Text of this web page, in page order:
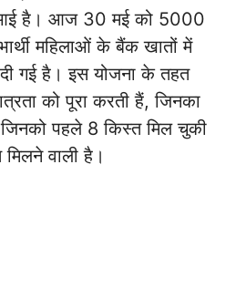
है। आज 30 मई को 5000
महिलाओं के बैंक खातों में
गई है। इस योजना के तहत
को पूरा करती हैं, जिनका
पहले 8 किस्त मिल चुकी
वाली है।